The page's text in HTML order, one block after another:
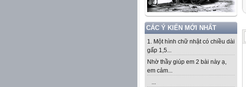
CÁC Ý KIẾN MỚI NHẤT
1. Một hình chữ nhật có chiều dài
gấp 1,5...
Nhờ thầy giúp em 2 bài này ạ,
em cảm...
...